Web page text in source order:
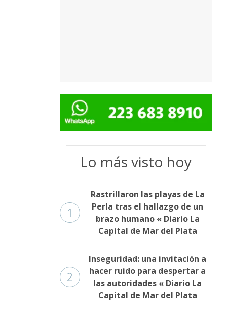
Lo más visto hoy
1
Rastrillaron las playas de La
Perla tras el hallazgo de un
brazo humano « Diario La
Capital de Mar del Plata
2
Inseguridad: una invitación a
hacer ruido para despertar a
las autoridades « Diario La
Capital de Mar del Plata